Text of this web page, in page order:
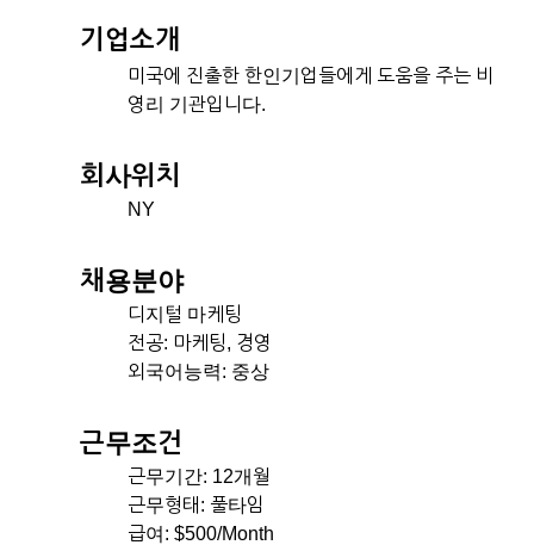
기업소개
미국에 진출한 한인기업들에게 도움을 주는 비
영리 기관입니다.
회사위치
NY
채용분야
디지털 마케팅
전공: 마케팅, 경영
외국어능력: 중상
근무조건
근무기간: 12개월
근무형태: 풀타임
급여: $500/Month